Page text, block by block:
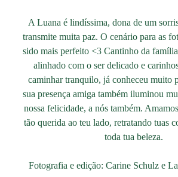
A Luana é lindíssima, dona de um
transmite muita paz. O cenário para as
sido mais perfeito <3 Cantinho da
alinhado com o ser delicado e
caminhar tranquilo, já conheceu muito
sua presença amiga também iluminou
nossa felicidade, a nós também.
tão querida ao teu lado, retratando tuas
toda tua beleza.
Fotografia e edição: Carine Schulz e